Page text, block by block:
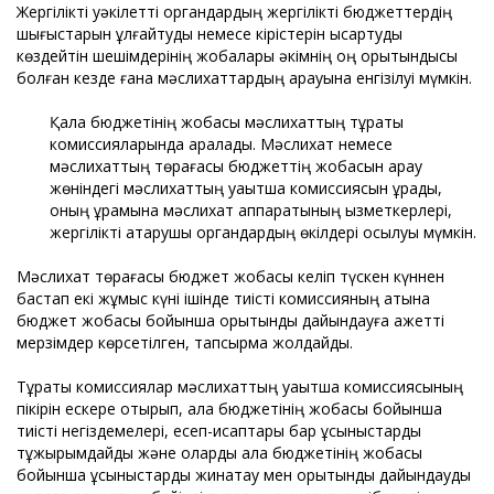
Жергілікті уәкілетті органдардың жергілікті бюджеттердің
шығыстарын ұлғайтуды немесе кірістерін қысқартуды
көздейтін шешімдерінің жобалары әкімнің оң қорытындысы
болған кезде ғана мәслихаттардың қарауына енгізілуі мүмкін.
Қала бюджетінің жобасы мәслихаттың тұрақты
комиссияларында қаралады. Мәслихат немесе
мәслихаттың төрағасы бюджеттің жобасын қарау
жөніндегі мәслихаттың уақытша комиссиясын құрады,
оның құрамына мәслихат аппаратының қызметкерлері,
жергілікті атқарушы органдардың өкілдері қосылуы мүмкін.
Мәслихат төрағасы бюджет жобасы келіп түскен күннен
бастап екі жұмыс күні ішінде тиісті комиссияның атына
бюджет жобасы бойынша қорытынды дайындауға қажетті
мерзімдер көрсетілген, тапсырма жолдайды.
Тұрақты комиссиялар мәслихаттың уақытша комиссиясының
пікірін ескере отырып, қала бюджетінің жобасы бойынша
тиісті негіздемелері, есеп-қисаптары бар ұсыныстарды
тұжырымдайды және оларды қала бюджетінің жобасы
бойынша ұсыныстарды жинақтау мен қорытынды дайындауды